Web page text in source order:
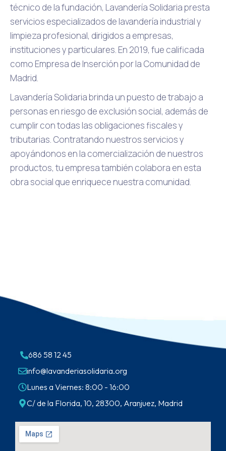
técnico de la fundación, Lavandería Solidaria presta
servicios especializados de lavandería industrial y
limpieza profesional, dirigidos a empresas,
instituciones y particulares. En 2019, fue calificada
como Empresa de Inserción por la Comunidad de
Madrid.
Lavandería Solidaria brinda un puesto de trabajo a
personas en riesgo de exclusión social, además de
cumplir con todas las obligaciones fiscales y
tributarias. Contratando nuestros servicios y
apoyándonos en la comercialización de nuestros
productos, tu empresa también colabora en esta
obra social que enriquece nuestra comunidad.
686 58 12 45
info@lavanderiasolidaria.org
Lunes a Viernes: 8:00 - 16:00
C/ de la Florida, 10, 28300, Aranjuez, Madrid